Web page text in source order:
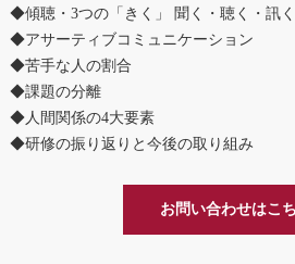
◆傾聴・3つの「きく」 聞く・聴く・訊く
◆アサーティブコミュニケーション
◆苦手な人の割合
◆課題の分離
◆人間関係の4大要素
◆研修の振り返りと今後の取り組み
お問い合わせはこ